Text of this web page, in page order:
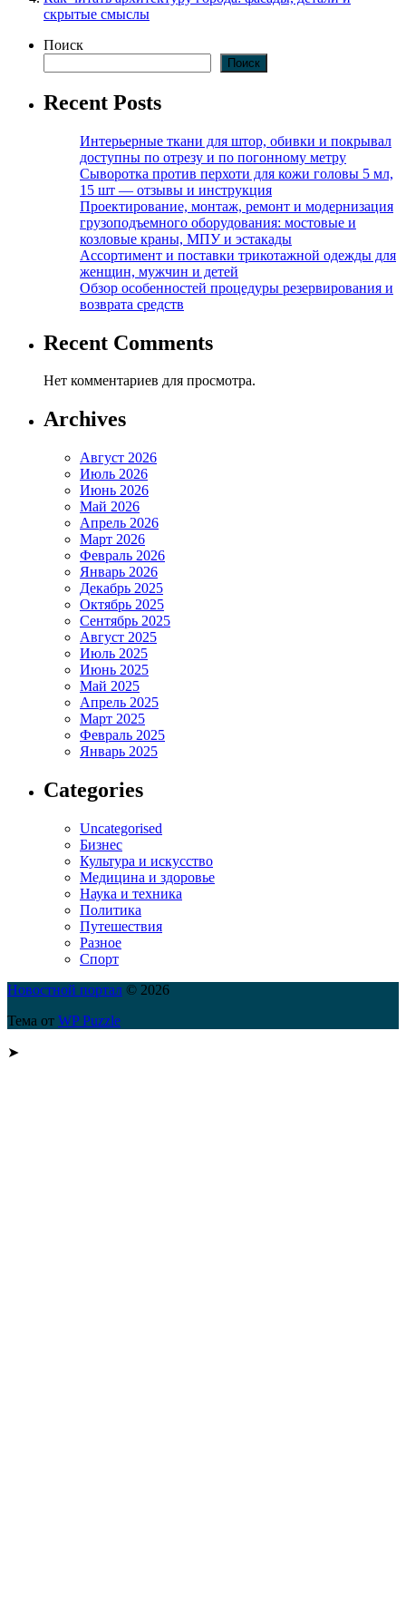
скрытые смыслы
Поиск
Поиск
Recent Posts
Интерьерные ткани для штор, обивки и покрывал
доступны по отрезу и по погонному метру
Сыворотка против перхоти для кожи головы 5 мл,
15 шт — отзывы и инструкция
Проектирование, монтаж, ремонт и модернизация
грузоподъемного оборудования: мостовые и
козловые краны, МПУ и эстакады
Ассортимент и поставки трикотажной одежды для
женщин, мужчин и детей
Обзор особенностей процедуры резервирования и
возврата средств
Recent Comments
Нет комментариев для просмотра.
Archives
Август 2026
Июль 2026
Июнь 2026
Май 2026
Апрель 2026
Март 2026
Февраль 2026
Январь 2026
Декабрь 2025
Октябрь 2025
Сентябрь 2025
Август 2025
Июль 2025
Июнь 2025
Май 2025
Апрель 2025
Март 2025
Февраль 2025
Январь 2025
Categories
Uncategorised
Бизнес
Культура и искусство
Медицина и здоровье
Наука и техника
Политика
Путешествия
Разное
Спорт
Новостной портал © 2026
Тема от WP Puzzle
➤